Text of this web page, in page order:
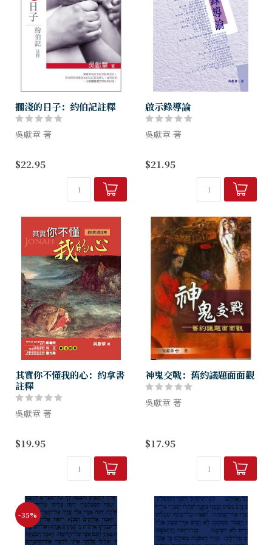
擱淺的日子：約伯記註釋
吳獻章 著
生：生活突然感到無力與茫
然，是擱淺；健康檢查發現視
網膜可能會剝離，也是擱淺。
摯愛之人因意外離世，更是難
$22.95
啟示錄導論
吳獻章 著
書」一貫的原則，專為華人信
徒寫成的聖經研究原著。全書
從啟示錄的作者、結構、文學
特徵出發，就末世論、基督
$21.95
其實你不懂我的心：約拿書
註釋
吳獻章 著
雖小，「五臟俱全」，內中更
有著豐富的神學「維他命」：
審判、神權、悔改、恩典、寬
恕、死亡、復活、創造和宣教
$19.95
神鬼交戰：舊約議題面面觀
吳獻章 著
聖經舊約許多議題的討論。箇
中的議題相當龐大，包括基督
徒的文化觀、婦女的角色、如
何面對不公平...
$17.95
-35%